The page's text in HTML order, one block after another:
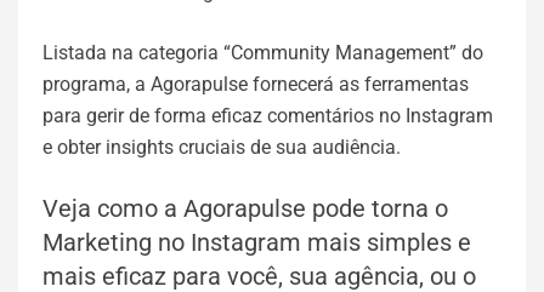
Listada na categoria “Community Management” do
programa, a Agorapulse fornecerá as ferramentas
para gerir de forma eficaz comentários no Instagram
e obter insights cruciais de sua audiência.
Veja como a Agorapulse pode torna o
Marketing no Instagram mais simples e
mais eficaz para você, sua agência, ou o